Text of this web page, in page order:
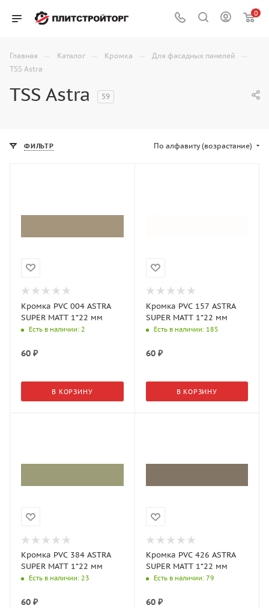
0
Главная — Каталог — Кромка — Для фасадных панелей —
TSS Astra
TSS Astra 59
ФИЛЬТР По алфавиту (возрастание)
Кромка PVC 004 ASTRA
SUPER MATT 1*22 мм
Есть в наличии: 2
60 ₽
В КОРЗИНУ
Кромка PVC 157 ASTRA
SUPER MATT 1*22 мм
Есть в наличии: 185
60₽
В КОРЗИНУ
Кромка PVC 384 ASTRA
SUPER MATT 1*22 мм
Есть в наличии: 23
60 ₽
Кромка PVC 426 ASTRA
SUPER MATT 1*22 мм
Есть в наличии: 79
60₽